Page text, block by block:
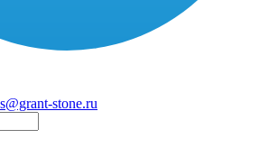
stone.ru